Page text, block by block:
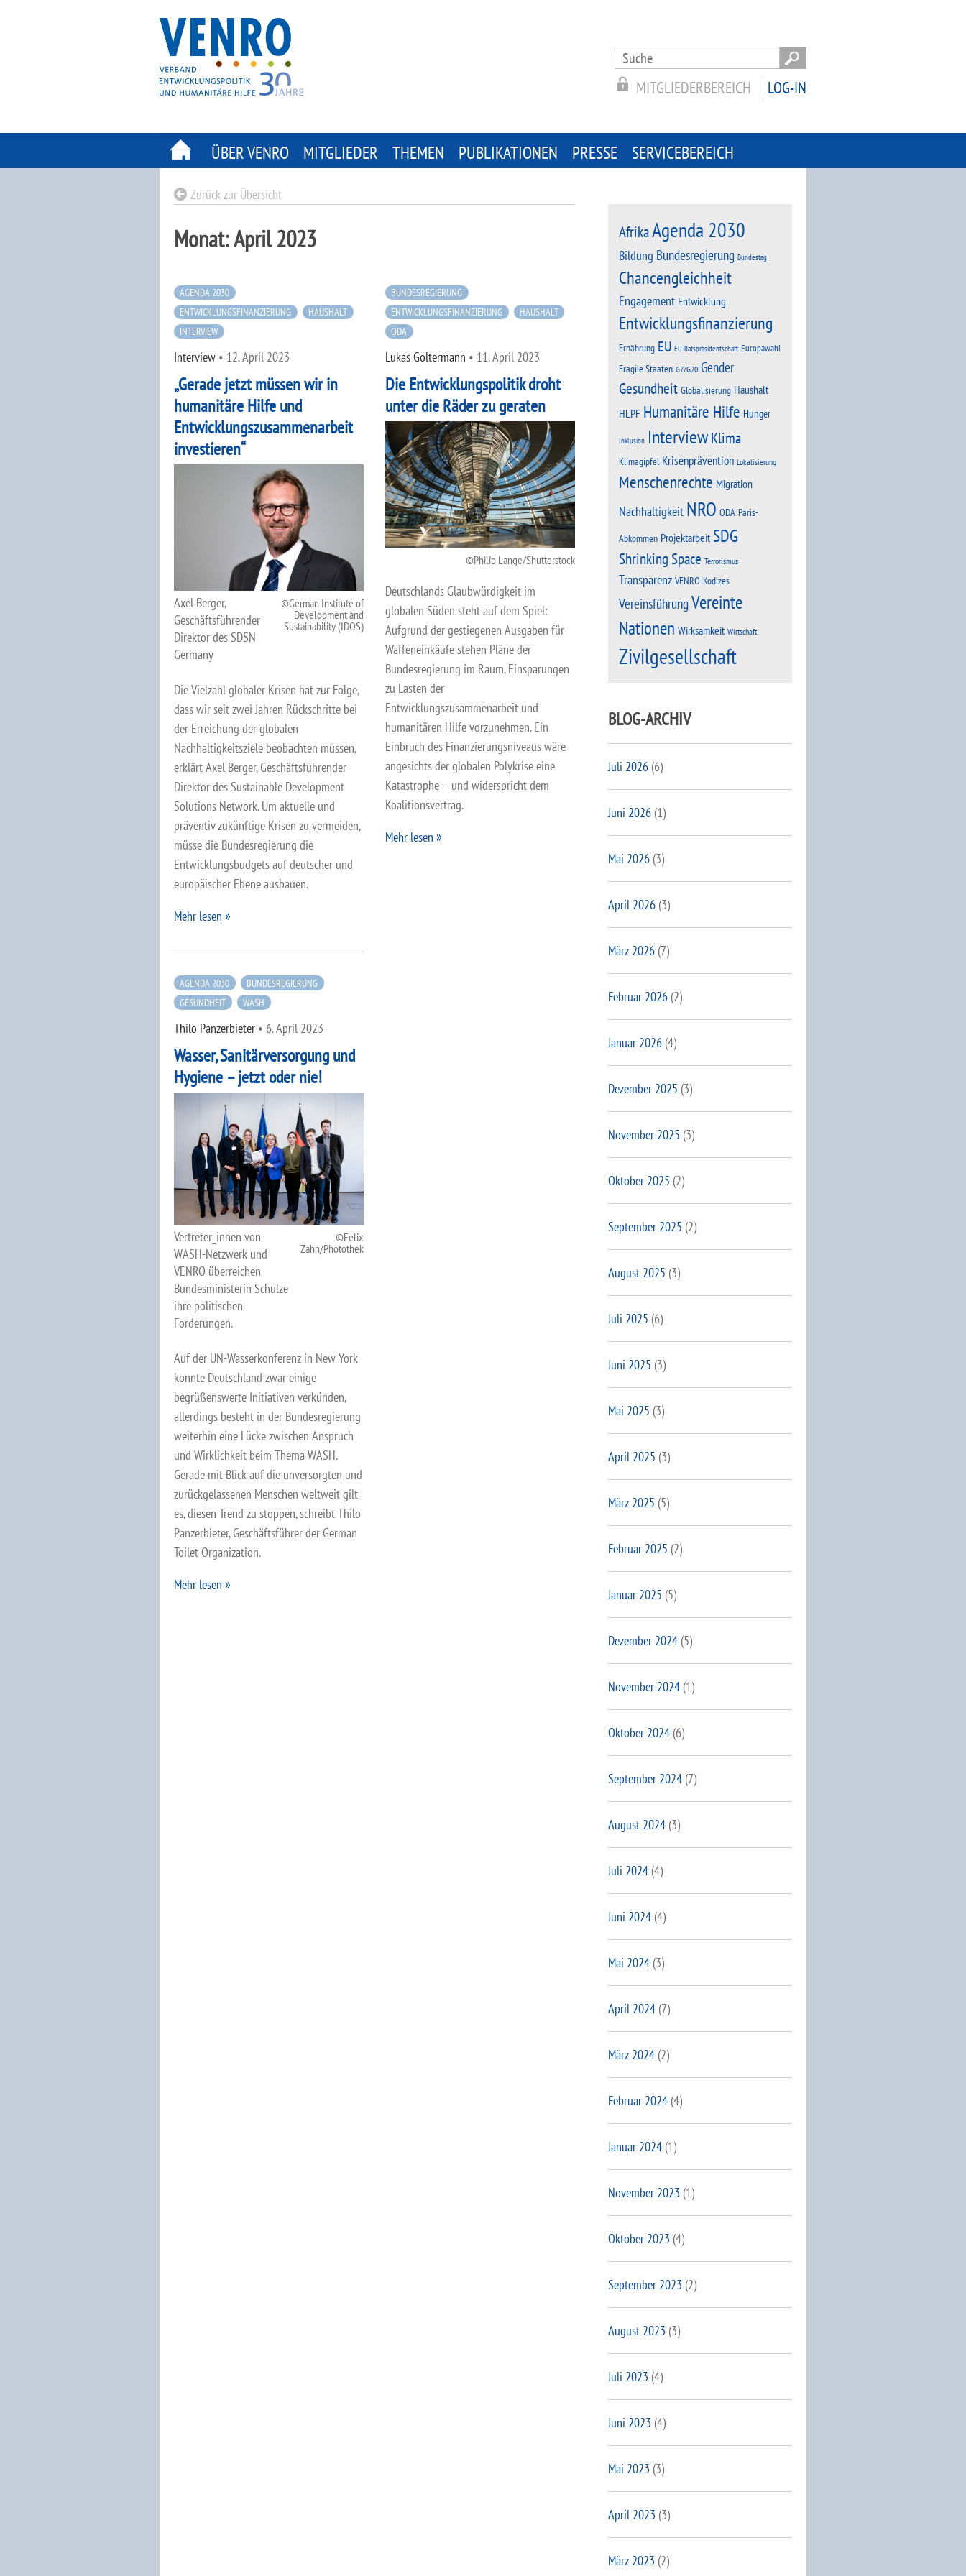
Search
for:
LOG-IN
MITGLIEDERBEREICH
ÜBER VENRO MITGLIEDER THEMEN PUBLIKATIONEN PRESSE SERVICEBEREICH
Zurück zur Übersicht
Monat:April 2023
AGENDA 2030
ENTWICKLUNGSFINANZIERUNG
HAUSHALT
INTERVIEW
Interview • 12. April 2023
„Gerade jetzt müssen wir in
humanitäre Hilfe und
Entwicklungszusammenarbeit
investieren“
Axel Berger,
Geschäftsführender
Direktor des SDSN
Germany
German Institute of
Development and
Sustainability (IDOS)
Die Vielzahl globaler Krisen hat zur Folge,
dass wir seit zwei Jahren Rückschritte bei
der Erreichung der globalen
Nachhaltigkeitsziele beobachten müssen,
erklärt Axel Berger, Geschäftsführender
Direktor des Sustainable Development
Solutions Network. Um aktuelle und
präventiv zukünftige Krisen zu vermeiden,
müsse die Bundesregierung die
Entwicklungsbudgets auf deutscher und
europäischer Ebene ausbauen.
Mehr lesen
BUNDESREGIERUNG
ENTWICKLUNGSFINANZIERUNG
HAUSHALT
ODA
Lukas Goltermann • 11. April 2023
Die Entwicklungspolitik droht
unter die Räder zu geraten
Philip Lange/Shutterstock
Deutschlands Glaubwürdigkeit im
globalen Süden steht auf dem Spiel:
Aufgrund der gestiegenen Ausgaben für
Waffeneinkäufe stehen Pläne der
Bundesregierung im Raum, Einsparungen
zu Lasten der
Entwicklungszusammenarbeit und
humanitären Hilfe vorzunehmen. Ein
Einbruch des Finanzierungsniveaus wäre
angesichts der globalen Polykrise eine
Katastrophe – und widerspricht dem
Koalitionsvertrag.
Mehr lesen
AGENDA 2030
BUNDESREGIERUNG
GESUNDHEIT
WASH
Thilo Panzerbieter • 6. April 2023
Wasser, Sanitärversorgung und
Hygiene – jetzt oder nie!
Vertreter_innen von
WASH-Netzwerk und
VENRO überreichen
Bundesministerin Schulze
ihre politischen
Forderungen.
Felix
Zahn/Photothek
Auf der UN-Wasserkonferenz in New York
konnte Deutschland zwar einige
begrüßenswerte Initiativen verkünden,
allerdings besteht in der Bundesregierung
weiterhin eine Lücke zwischen Anspruch
und Wirklichkeit beim Thema WASH.
Gerade mit Blick auf die unversorgten und
zurückgelassenen Menschen weltweit gilt
es, diesen Trend zu stoppen, schreibt Thilo
Panzerbieter, Geschäftsführer der German
Toilet Organization.
Mehr lesen
AfrikaAgenda 2030
Bildung Bundesregierung Bundestag
Chancengleichheit
Engagement Entwicklung
Entwicklungsfinanzierung
Ernährung EU EU-Ratspräsidentschaft Europawahl
Fragile Staaten G7/G20 Gender
Gesundheit Globalisierung Haushalt
HLPF Humanitäre Hilfe Hunger
Inklusion Interview Klima
Klimagipfel Krisenprävention Lokalisierung
Menschenrechte Migration
Nachhaltigkeit NRO ODA Paris-
Abkommen Projektarbeit SDG
Shrinking Space Terrorismus
Transparenz VENRO-Kodizes
VereinsführungVereinte
Nationen Wirksamkeit Wirtschaft
Zivilgesellschaft
BLOG-ARCHIV
Juli 2026(6)
Juni 2026(1)
Mai 2026(3)
April 2026(3)
März 2026(7)
Februar 2026(2)
Januar 2026(4)
Dezember 2025 (3)
November 2025 (3)
Oktober 2025 (2)
September 2025 (2)
August 2025 (3)
Juli 2025 (6)
Juni 2025 (3)
Mai 2025 (3)
April 2025 (3)
März 2025 (5)
Februar 2025 (2)
Januar 2025 (5)
Dezember 2024(5)
November 2024(1)
Oktober 2024(6)
September 2024(7)
August 2024(3)
Juli 2024(4)
Juni 2024(4)
Mai 2024(3)
April 2024(7)
März 2024(2)
Februar 2024(4)
Januar 2024(1)
November 2023 (1)
Oktober 2023 (4)
September 2023 (2)
August 2023 (3)
Juli 2023 (4)
Juni 2023 (4)
Mai 2023 (3)
April 2023 (3)
März 2023 (2)